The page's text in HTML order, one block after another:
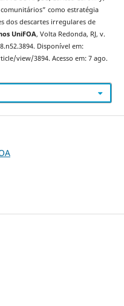
como estratégia
dos descartes irregulares de
UniFOA, Volta Redonda, RJ, v.
Disponível em:
view/3894. Acesso em: 7 ago.